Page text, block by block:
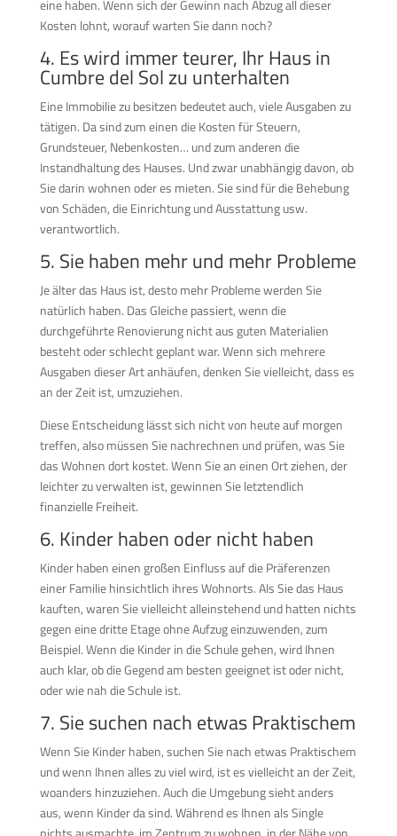
eine haben. Wenn sich der Gewinn nach Abzug all dieser
Kosten lohnt, worauf warten Sie dann noch?
4. Es wird immer teurer, Ihr Haus in
Cumbre del Sol zu unterhalten
Eine Immobilie zu besitzen bedeutet auch, viele Ausgaben zu
tätigen. Da sind zum einen die Kosten für Steuern,
Grundsteuer, Nebenkosten… und zum anderen die
Instandhaltung des Hauses. Und zwar unabhängig davon, ob
Sie darin wohnen oder es mieten. Sie sind für die Behebung
von Schäden, die Einrichtung und Ausstattung usw.
verantwortlich.
5. Sie haben mehr und mehr Probleme
Je älter das Haus ist, desto mehr Probleme werden Sie
natürlich haben. Das Gleiche passiert, wenn die
durchgeführte Renovierung nicht aus guten Materialien
besteht oder schlecht geplant war. Wenn sich mehrere
Ausgaben dieser Art anhäufen, denken Sie vielleicht, dass es
an der Zeit ist, umzuziehen.
Diese Entscheidung lässt sich nicht von heute auf morgen
treffen, also müssen Sie nachrechnen und prüfen, was Sie
das Wohnen dort kostet. Wenn Sie an einen Ort ziehen, der
leichter zu verwalten ist, gewinnen Sie letztendlich
finanzielle Freiheit.
6. Kinder haben oder nicht haben
Kinder haben einen großen Einfluss auf die Präferenzen
einer Familie hinsichtlich ihres Wohnorts. Als Sie das Haus
kauften, waren Sie vielleicht alleinstehend und hatten nichts
gegen eine dritte Etage ohne Aufzug einzuwenden, zum
Beispiel. Wenn die Kinder in die Schule gehen, wird Ihnen
auch klar, ob die Gegend am besten geeignet ist oder nicht,
oder wie nah die Schule ist.
7. Sie suchen nach etwas Praktischem
Wenn Sie Kinder haben, suchen Sie nach etwas Praktischem
und wenn Ihnen alles zu viel wird, ist es vielleicht an der Zeit,
woanders hinzuziehen. Auch die Umgebung sieht anders
aus, wenn Kinder da sind. Während es Ihnen als Single